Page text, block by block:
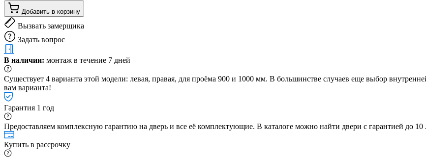
Добавить в корзину
Вызвать замерщика
Задать вопрос
В наличии: монтаж в течение 7 дней
Существует 4 варианта этой модели: левая, правая, для проёма 900 и 1000 мм. В большинстве случаев еще выбор
вам варианта!
Гарантия 1 год
Предоставляем комплексную гарантию на дверь и все её комплектующие. В каталоге можно найти двери с гарантией до 10
Купить в рассрочку